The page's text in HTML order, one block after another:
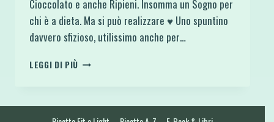
Cioccolato e anche Ripieni. Insomma un Sogno per
chi è a dieta. Ma si può realizzare ♥ Uno spuntino
davvero sfizioso, utilissimo anche per…
LEGGI DI PIÙ BON